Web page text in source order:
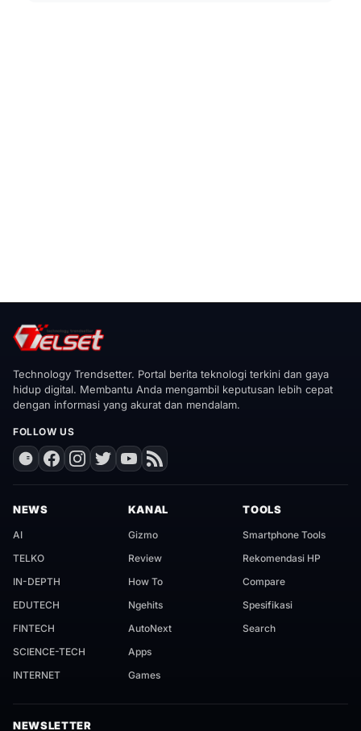
Technology Trendsetter. Portal berita teknologi terkini dan gaya
hidup digital. Membantu Anda mengambil keputusan lebih cepat
dengan informasi yang akurat dan mendalam.
FOLLOW US
NEWS
AI
TELKO
IN-DEPTH
EDUTECH
FINTECH
SCIENCE-TECH
INTERNET
KANAL
Gizmo
Review
How To
Ngehits
AutoNext
Apps
Games
TOOLS
Smartphone Tools
Rekomendasi HP
Compare
Spesifikasi
Search
NEWSLETTER